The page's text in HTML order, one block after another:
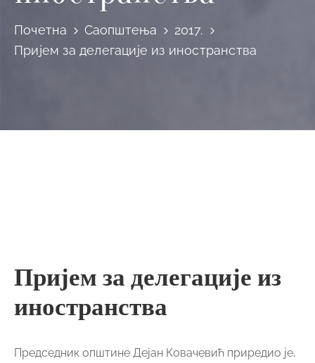
Горњи
Милановац
Почетна Саопштења
2017.
Пријем за делегације из иностранства
Пријем за делегације из
иностранства
Председник општине Дејан Ковачевић приредио је,